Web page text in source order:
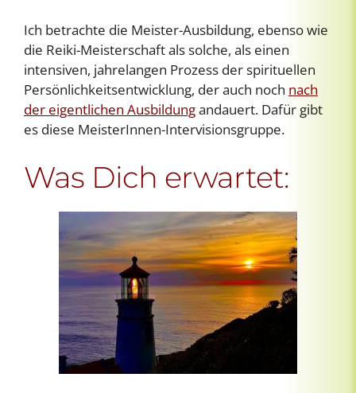
Ich betrachte die Meister-Ausbildung, ebenso wie
die Reiki-Meisterschaft als solche, als einen
intensiven, jahrelangen Prozess der spirituellen
Persönlichkeitsentwicklung, der auch noch nach
der eigentlichen Ausbildungandauert. Dafür gibt
es diese MeisterInnen-Intervisionsgruppe.
Was Dich erwartet: